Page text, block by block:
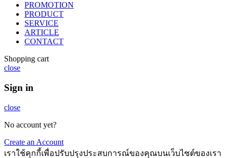
PROMOTION
PRODUCT
SERVICE
ARTICLE
CONTACT
Shopping cart
close
Sign in
close
No account yet?
Create an Account
เราใช้คุกกี้เพื่อปรับปรุงประสบการณ์ของคุณบนเว็บไซต์ของเรา